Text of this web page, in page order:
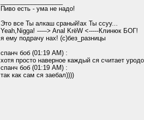
Пиво есть - ума не надо!
Это все Ты алкаш сраный!ах Ты ссуу...
Yeah,Nigga! -----> Anal KrёW <-----Клинюк БОГ!
я ему подрачу нах! (c)без_разницы
спанч боб (01:19 AM) :
хотя просто наверное каждый ся считает
спанч боб (01:19 AM) :
так как сам ся заебал))))